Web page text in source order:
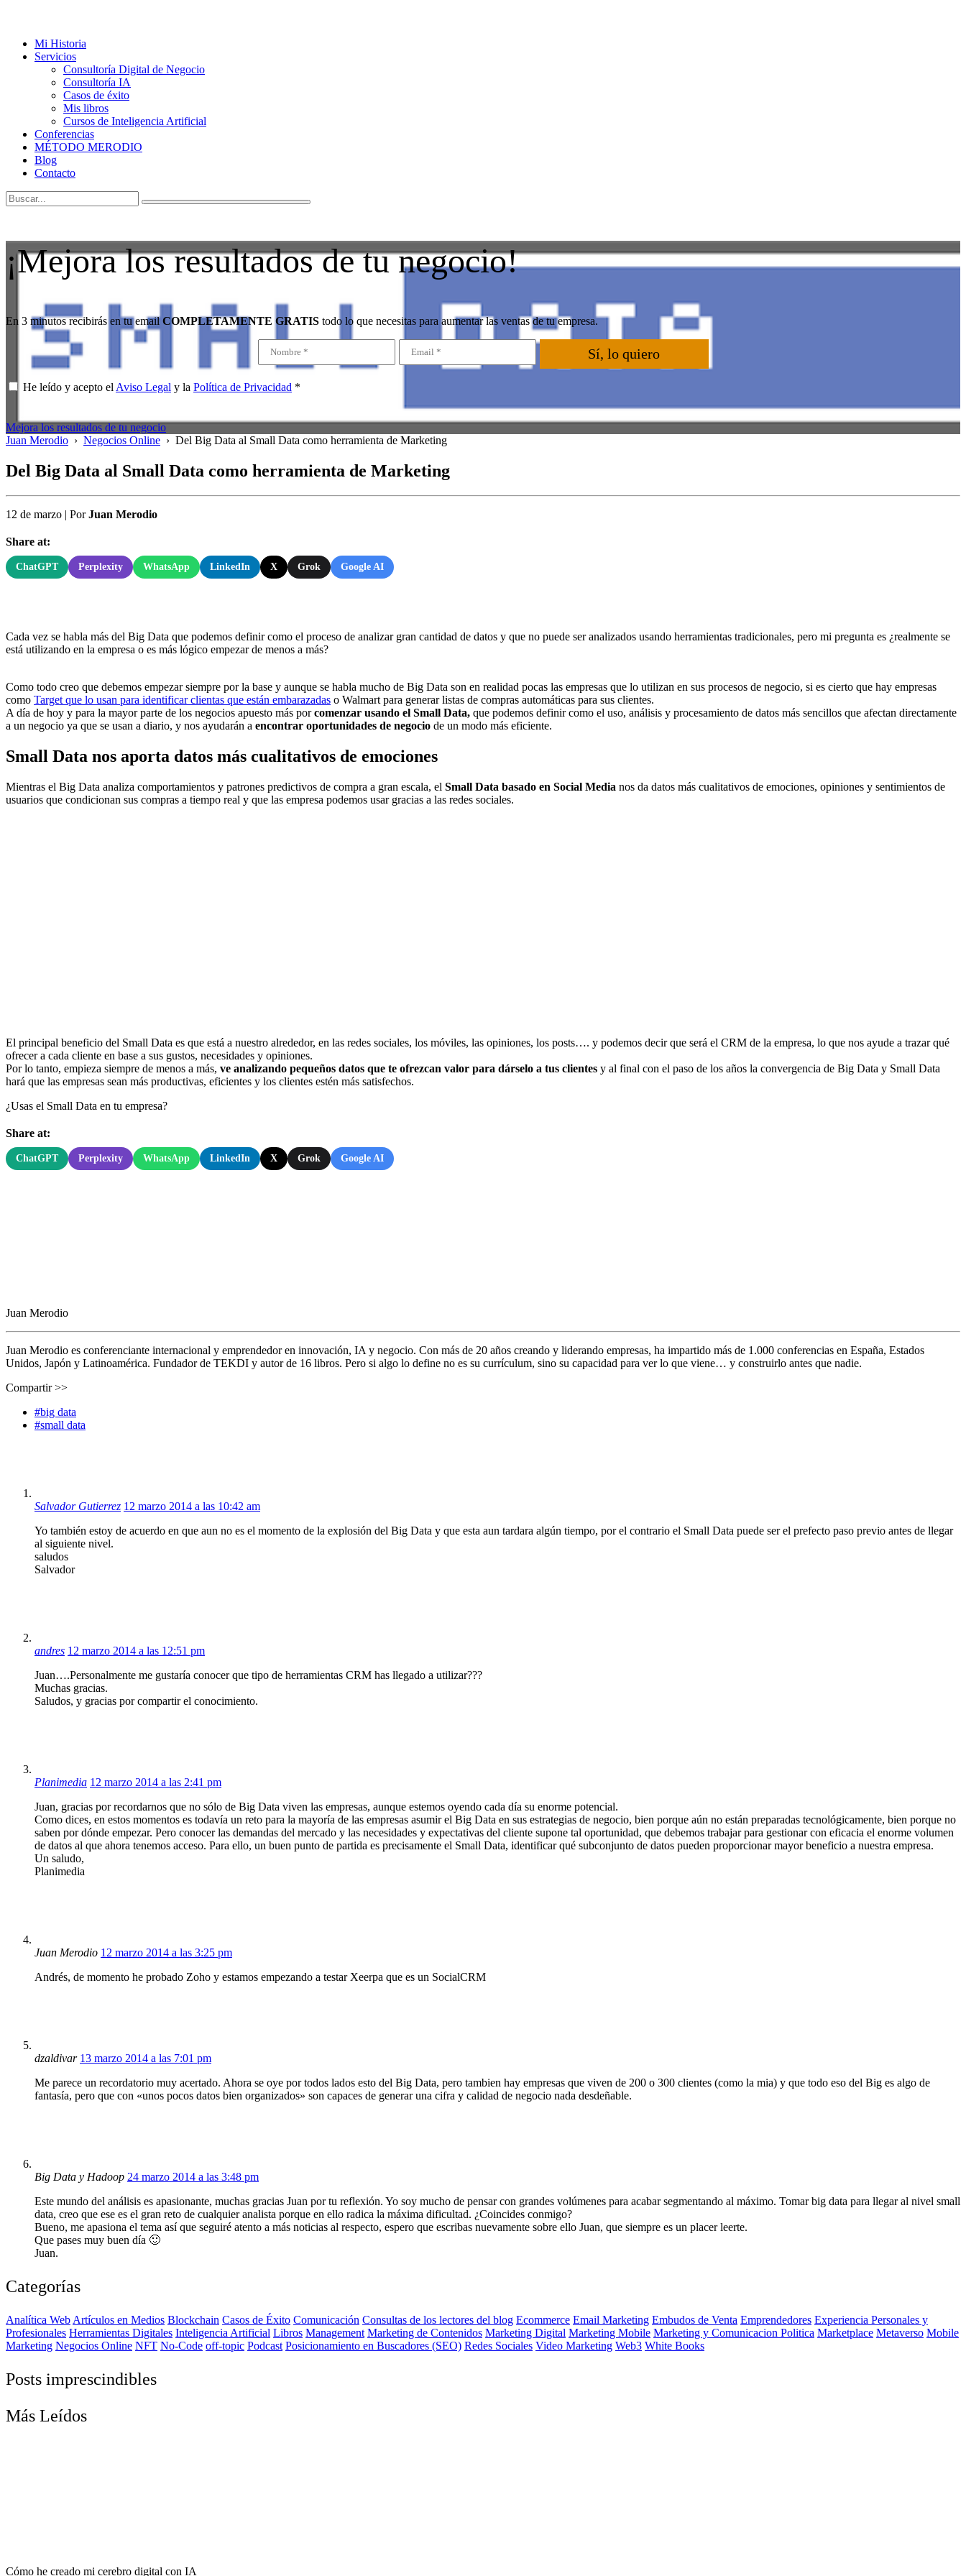
Mi Historia
Servicios
Consultoría Digital de Negocio
Consultoría IA
Casos de éxito
Mis libros
Cursos de Inteligencia Artificial
Conferencias
MÉTODO MERODIO
Blog
Contacto
¡Mejora los resultados de tu negocio!
En 3 minutos recibirás en tu emailCOMPLETAMENTE GRATIS todo lo que necesitas para aumentar las ventas de tu empresa.
Sí, lo quiero
He leído y acepto el Aviso Legal y la Política de Privacidad *
Mejora los resultados de tu negocio
Juan Merodio › Negocios Online › Del Big Data al Small Data como herramienta de Marketing
Del Big Data al Small Data como herramienta de Marketing
12 de marzo | PorJuan Merodio
Share at:
ChatGPT Perplexity WhatsApp LinkedIn X Grok Google AI
Cada vez se habla más del Big Data que podemos definir como el proceso de analizar gran cantidad de datos y que no puede ser analizados usando herramientas tradicionales, pero mi pregunta es ¿realmente se
está utilizando en la empresa o es más lógico empezar de menos a más?
Como todo creo que debemos empezar siempre por la base y aunque se habla mucho de Big Data son en realidad pocas las empresas que lo utilizan en sus procesos de negocio, si es cierto que hay empresas
como Target que lo usan para identificar clientas que están embarazadas o Walmart para generar listas de compras automáticas para sus clientes.
A día de hoy y para la mayor parte de los negocios apuesto más porcomenzar usando el Small Data, que podemos definir como el uso, análisis y procesamiento de datos más sencillos que afectan directamente
a un negocio ya que se usan a diario, y nos ayudarán a encontrar oportunidades de negocio de un modo más eficiente.
Small Data nos aporta datos más cualitativos de emociones
Mientras el Big Data analiza comportamientos y patrones predictivos de compra a gran escala, el Small Data basado en Social Media nos da datos más cualitativos de emociones, opiniones y sentimientos de
usuarios que condicionan sus compras a tiempo real y que las empresa podemos usar gracias a las redes sociales.
El principal beneficio del Small Data es que está a nuestro alrededor, en las redes sociales, los móviles, las opiniones, los posts…. y podemos decir que será el CRM de la empresa, lo que nos ayude a trazar qué
ofrecer a cada cliente en base a sus gustos, necesidades y opiniones.
Por lo tanto, empieza siempre de menos a más, ve analizando pequeños datos que te ofrezcan valor para dárselo a tus clientes y al final con el paso de los años la convergencia de Big Data y Small Data
hará que las empresas sean más productivas, eficientes y los clientes estén más satisfechos.
¿Usas el Small Data en tu empresa?
Share at:
ChatGPT Perplexity WhatsApp LinkedIn X Grok Google AI
Juan Merodio
Juan Merodio es conferenciante internacional y emprendedor en innovación, IA y negocio. Con más de 20 años creando y liderando empresas, ha impartido más de 1.000 conferencias en España, Estados
Unidos, Japón y Latinoamérica. Fundador de TEKDI y autor de 16 libros. Pero si algo lo define no es su currículum, sino su capacidad para ver lo que viene… y construirlo antes que nadie.
Compartir >>
#big data
#small data
Salvador Gutierrez 12 marzo 2014 a las 10:42 am
Yo también estoy de acuerdo en que aun no es el momento de la explosión del Big Data y que esta aun tardara algún tiempo, por el contrario el Small Data puede ser el prefecto paso previo antes de llegar
al siguiente nivel.
saludos
Salvador
andres 12 marzo 2014 a las 12:51 pm
Juan….Personalmente me gustaría conocer que tipo de herramientas CRM has llegado a utilizar???
Muchas gracias.
Saludos, y gracias por compartir el conocimiento.
Planimedia 12 marzo 2014 a las 2:41 pm
Juan, gracias por recordarnos que no sólo de Big Data viven las empresas, aunque estemos oyendo cada día su enorme potencial.
Como dices, en estos momentos es todavía un reto para la mayoría de las empresas asumir el Big Data en sus estrategias de negocio, bien porque aún no están preparadas tecnológicamente, bien porque no
saben por dónde empezar. Pero conocer las demandas del mercado y las necesidades y expectativas del cliente supone tal oportunidad, que debemos trabajar para gestionar con eficacia el enorme volumen
de datos al que ahora tenemos acceso. Para ello, un buen punto de partida es precisamente el Small Data, identificar qué subconjunto de datos pueden proporcionar mayor beneficio a nuestra empresa.
Un saludo,
Planimedia
Juan Merodio 12 marzo 2014 a las 3:25 pm
Andrés, de momento he probado Zoho y estamos empezando a testar Xeerpa que es un SocialCRM
dzaldivar 13 marzo 2014 a las 7:01 pm
Me parece un recordatorio muy acertado. Ahora se oye por todos lados esto del Big Data, pero tambien hay empresas que viven de 200 o 300 clientes (como la mia) y que todo eso del Big es algo de
fantasía, pero que con «unos pocos datos bien organizados» son capaces de generar una cifra y calidad de negocio nada desdeñable.
Big Data y Hadoop 24 marzo 2014 a las 3:48 pm
Este mundo del análisis es apasionante, muchas gracias Juan por tu reflexión. Yo soy mucho de pensar con grandes volúmenes para acabar segmentando al máximo. Tomar big data para llegar al nivel small
data, creo que ese es el gran reto de cualquier analista porque en ello radica la máxima dificultad. ¿Coincides conmigo?
Bueno, me apasiona el tema así que seguiré atento a más noticias al respecto, espero que escribas nuevamente sobre ello Juan, que siempre es un placer leerte.
Que pases muy buen día 🙂
Juan.
Categorías
Analítica Web Artículos en Medios Blockchain Casos de Éxito Comunicación Consultas de los lectores del blog Ecommerce Email Marketing Embudos de Venta Emprendedores Experiencia Personales y
Profesionales Herramientas Digitales Inteligencia Artificial Libros Management Marketing de Contenidos Marketing Digital Marketing Mobile Marketing y Comunicacion Politica Marketplace Metaverso Mobile
Marketing Negocios Online NFT No-Code off-topic Podcast Posicionamiento en Buscadores (SEO) Redes Sociales Video Marketing Web3 White Books
Posts imprescindibles
Más Leídos
Cómo he creado mi cerebro digital con IA